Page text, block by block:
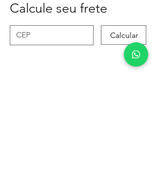
Calcule seu frete
Calcular